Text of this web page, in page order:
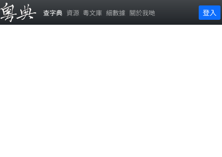
查字典 資源 粵文庫 細數據 關於我哋 登入